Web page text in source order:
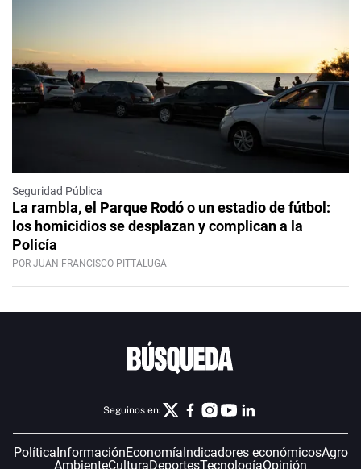
Seguridad Pública
La rambla, el Parque Rodó o un estadio de fútbol:
los homicidios se desplazan y complican a la
Policía
POR JUAN FRANCISCO PITTALUGA
Seguinos en:
PolíticaInformaciónEconomíaIndicadores económicosAgro
AmbienteCulturaDeportesTecnologíaOpinión